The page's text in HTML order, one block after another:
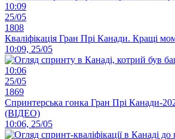
10:09
25/05
1808
Кваліфікація Гран Прі Канади. Кращі
10:09, 25/05
10:06
25/05
1869
Спринтерська гонка Гран Прі Канади-
(ВІДЕО)
10:06, 25/05